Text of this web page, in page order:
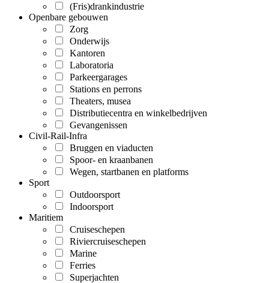
(Fris)drankindustrie
Openbare gebouwen
Zorg
Onderwijs
Kantoren
Laboratoria
Parkeergarages
Stations en perrons
Theaters, musea
Distributiecentra en winkelbedrijven
Gevangenissen
Civil-Rail-Infra
Bruggen en viaducten
Spoor- en kraanbanen
Wegen, startbanen en platforms
Sport
Outdoorsport
Indoorsport
Maritiem
Cruiseschepen
Riviercruiseschepen
Marine
Ferries
Superjachten